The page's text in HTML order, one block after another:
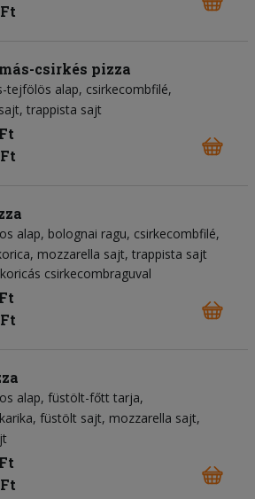
csirkés pizza
tejfölös alap csirkecombfilé
trappista sajt
alap bolognai ragu csirkecombfilé
mozzarella sajt trappista sajt
csirkecombraguval
alap füstölt-főtt tarja
füstölt sajt mozzarella sajt